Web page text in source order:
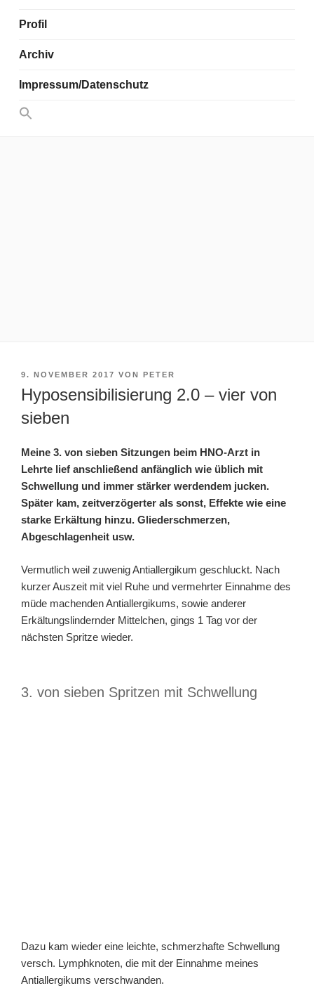
Profil
Archiv
Impressum/Datenschutz
Search
for:
VERÖFFENTLICHT
AM
9. NOVEMBER 2017 VON PETER
Hyposensibilisierung 2.0 – vier von
sieben
Meine 3. von sieben Sitzungen beim HNO-Arzt in
Lehrte lief anschließend anfänglich wie üblich mit
Schwellung und immer stärker werdendem jucken.
Später kam, zeitverzögerter als sonst, Effekte wie eine
starke Erkältung hinzu. Gliederschmerzen,
Abgeschlagenheit usw.
Vermutlich weil zuwenig Antiallergikum geschluckt. Nach
kurzer Auszeit mit viel Ruhe und vermehrter Einnahme des
müde machenden Antiallergikums, sowie anderer
Erkältungslindernder Mittelchen, gings 1 Tag vor der
nächsten Spritze wieder.
3. von sieben Spritzen mit Schwellung
Dazu kam wieder eine leichte, schmerzhafte Schwellung
versch. Lymphknoten, die mit der Einnahme meines
Antiallergikums verschwanden.